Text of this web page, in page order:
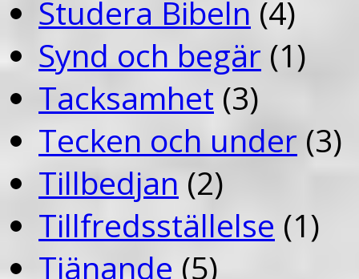
Studera Bibeln (4)
Synd och begär (1)
Tacksamhet (3)
Tecken och under (3)
Tillbedjan (2)
Tillfredsställelse (1)
Tjänande (5)